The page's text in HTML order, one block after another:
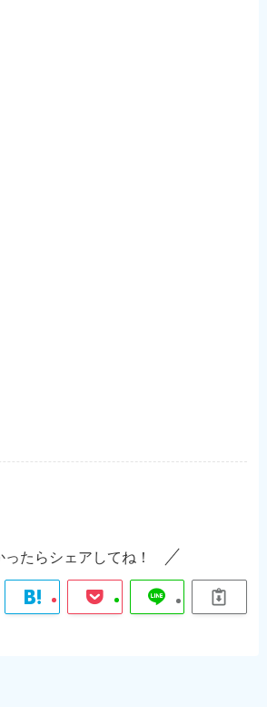
ったらシェアしてね！